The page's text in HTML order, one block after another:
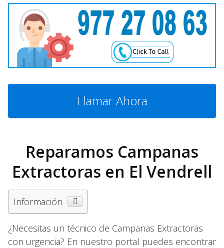
Llamar Ahora
Reparamos Campanas
Extractoras en El Vendrell
Información
¿Necesitas un técnico de Campanas Extractoras
con urgencia? En nuestro portal puedes encontrar